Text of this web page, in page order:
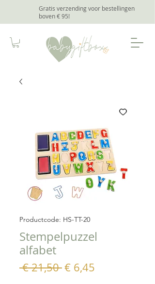
Gratis verzending voor bestellingen
boven € 95!
Productcode: HS-TT-20
Stempelpuzzel
alfabet
€ 21,50 Normale
€ 6,45